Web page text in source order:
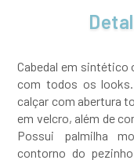
Cabedal em sintético
com todos os
calçar com abertura
em velcro, além de
Possui palmilha
contorno do